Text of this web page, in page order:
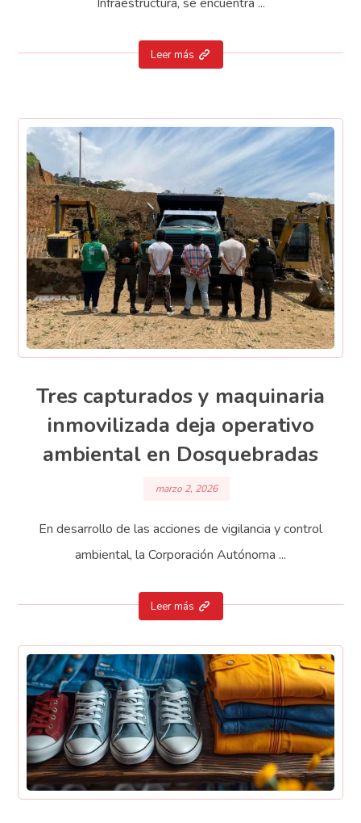
Leer más
Tres capturados y maquinaria
inmovilizada deja operativo
ambiental en Dosquebradas
marzo 2, 2026
En desarrollo de las acciones de vigilancia y control
ambiental, la Corporación Autónoma ...
Leer más